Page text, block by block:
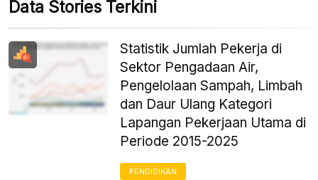
Data Stories Terkini
Statistik Jumlah Pekerja di
Sektor Pengadaan Air,
Pengelolaan Sampah, Limbah
dan Daur Ulang Kategori
Lapangan Pekerjaan Utama di
Periode 2015-2025
PENDIDIKAN